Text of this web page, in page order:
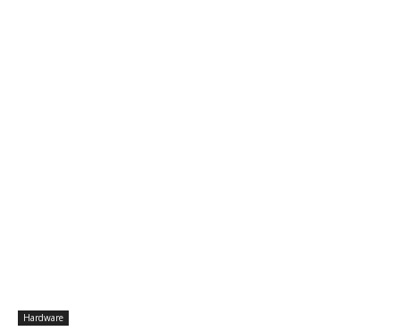
Hardware